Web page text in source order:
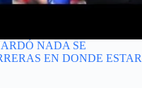
NADA SE
EN DONDE